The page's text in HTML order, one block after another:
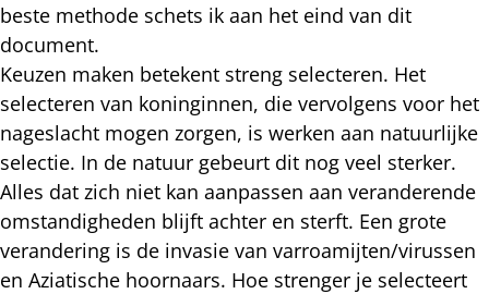
beste methode schets ik aan het eind van dit
document.
Keuzen maken betekent streng selecteren. Het
selecteren van koninginnen, die vervolgens voor het
nageslacht mogen zorgen, is werken aan natuurlijke
selectie. In de natuur gebeurt dit nog veel sterker.
Alles dat zich niet kan aanpassen aan veranderende
omstandigheden blijft achter en sterft. Een grote
verandering is de invasie van varroamijten/virussen
en Aziatische hoornaars. Hoe strenger je selecteert